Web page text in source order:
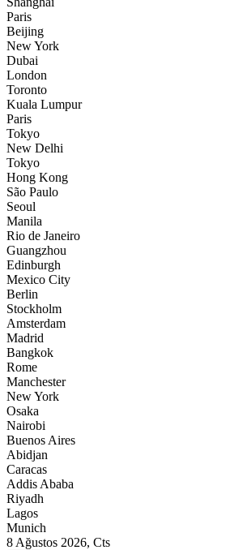
Paris
Beijing
New York
Dubai
London
Toronto
Kuala Lumpur
Paris
Tokyo
New Delhi
Tokyo
Hong Kong
São Paulo
Seoul
Manila
Rio de Janeiro
Guangzhou
Edinburgh
Mexico City
Berlin
Stockholm
Amsterdam
Madrid
Bangkok
Rome
Manchester
New York
Osaka
Nairobi
Buenos Aires
Abidjan
Caracas
Addis Ababa
Riyadh
Lagos
Munich
8 Ağustos 2026, Cts